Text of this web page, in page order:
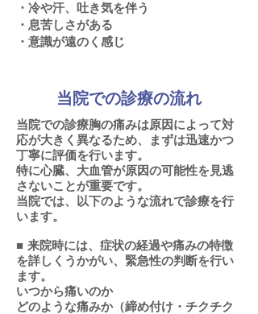
・冷や汗、吐き気を伴う
・息苦しさがある
・意識が遠のく感じ
当院での診療の流れ
当院での診療胸の痛みは原因によって対
応が大きく異なるため、まずは迅速かつ
丁寧に評価を行います。
特に心臓、大血管が原因の可能性を見逃
さないことが重要です。
当院では、以下のような流れで診療を行
います。
■ 来院時には、症状の経過や痛みの特徴
を詳しくうかがい、緊急性の判断を行い
ます。
いつから痛いのか
どのような痛みか（締め付け・チクチク